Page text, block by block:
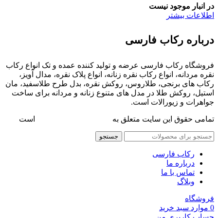
در انبار موجود نیست
اطلاعات بیشتر
درباره رکاب فارسی
فروشگاه رکاب فارسی عرضه و تولید کننده عمده و تک انواع رکاب
نقره مردانه، انواع رکاب نقره زنانه، انواع پلاک نقره، مدال آویز،
رکاب های برنجی، طلاروس، روکش نقره، بدل طرح طلاسفید، مان
استیل، روکش طلا در مدل های متنوع زنانه و مردانه برای ساخت
جواهرات و زیورالات است.
تمامی حقوق این سایت متعلق به است
جستجو
رکاب فارسی
درباره ما
تماس با ما
وبلاگ
فروشگاه
0 موارد سبد خرید